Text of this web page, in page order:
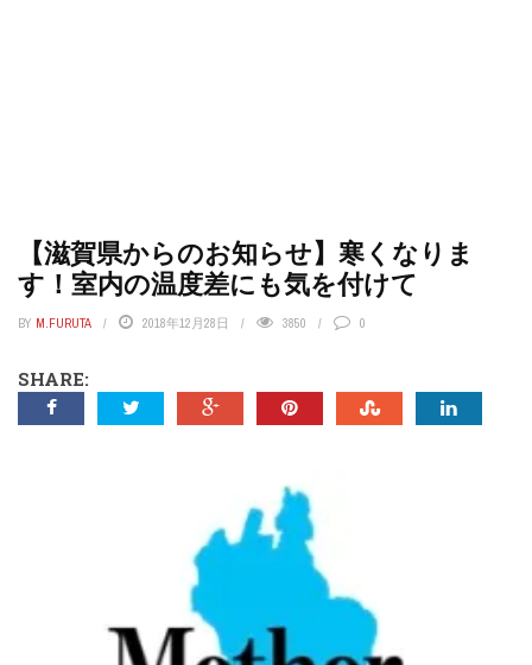
【滋賀県からのお知らせ】寒くなりま
す！室内の温度差にも気を付けて
BY M.FURUTA 2018年12月28日 3850 0
SHARE: